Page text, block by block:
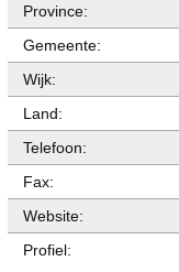
Province:
Gemeente:
Wijk:
Land:
Telefoon:
Fax:
Website:
Profiel: